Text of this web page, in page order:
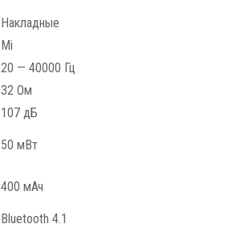
Накладные
Mi
20 — 40000 Гц
32 Ом
107 дБ
50 мВт
400 мАч
Bluetooth 4.1